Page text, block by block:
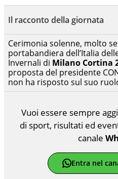
Il racconto della giornata
Cerimonia solenne, molto
portabandiera dell’Italia
Invernali di Milano Cortina
proposta del presidente
non ha risposto sul suo
Vuoi essere sempre
di sport, risultati ed
canale
Entra nel